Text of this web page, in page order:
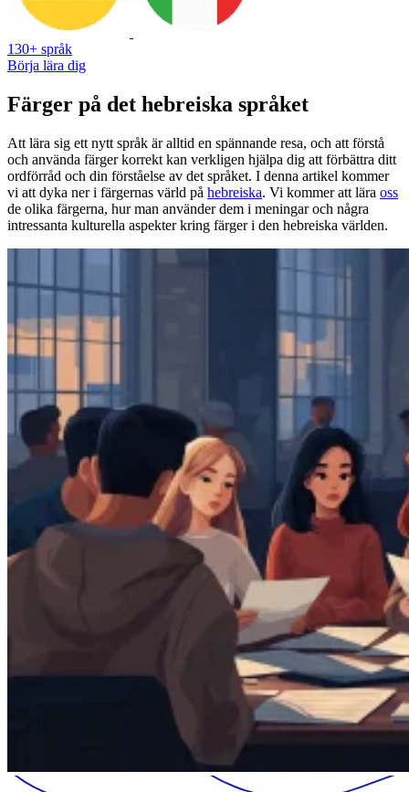
130+ språk
Börja lära dig
Färger på det hebreiska språket
Att lära sig ett nytt språk är alltid en spännande resa, och att förstå
och använda färger korrekt kan verkligen hjälpa dig att förbättra ditt
ordförråd och din förståelse av det språket. I denna artikel kommer
vi att dyka ner i färgernas värld på hebreiska. Vi kommer att lära oss
de olika färgerna, hur man använder dem i meningar och några
intressanta kulturella aspekter kring färger i den hebreiska världen.